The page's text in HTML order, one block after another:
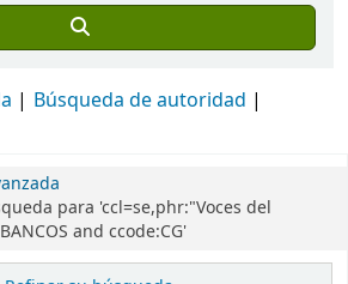
Búsqueda de autoridad
para 'ccl=se,phr:"Voces del
and ccode:CG'